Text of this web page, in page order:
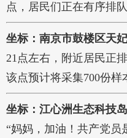
点，居民们正在有序排
坐标：南京市鼓楼区天
21点左右，附近居民正
该点预计将采集700份样
坐标：江心洲生态科技
“妈妈，加油！共产党员